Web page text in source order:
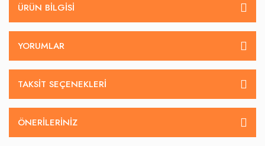
ÜRÜN BILGISI
YORUMLAR
TAKSIT SEÇENEKLERI
ÖNERILERINIZ